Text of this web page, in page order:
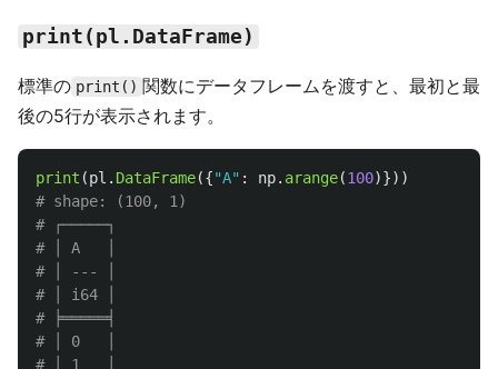
print(pl.DataFrame)
標準の print() 関数にデータフレームを渡すと、最初と最
後の5行が表示されます。
print (pl . DataFrame({"A" : np. arange(100)}))
# shape: (100, 1)
# ┌─────┐
# │ A   │
# │ --- │
# │ i64 │
# ╞═════╡
# │ 0   │
# │ 1   │